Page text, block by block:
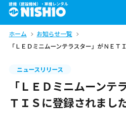
建機（建設機械）・重機レンタル
商品一覧
問合せ依頼リスト
北海道 東北
中部 関西
ホーム
お知らせ一覧
「ＬＥＤミニムーンテラスター」がＮＥＴ
ニュースリリース
「ＬＥＤミニムーンテ
ＴＩＳに登録されまし